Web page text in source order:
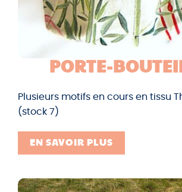
PORTE-
Plusieurs motifs en cours en tissu
(stock 7)
EN SAVOIR PLUS